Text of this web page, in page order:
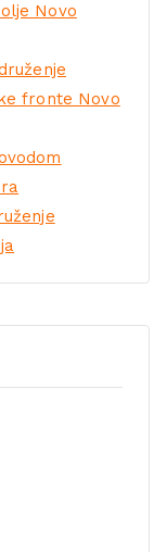
Novo
fronte Novo